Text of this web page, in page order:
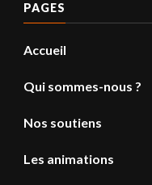
PAGES
Accueil
Qui sommes-nous ?
Nos soutiens
Les animations